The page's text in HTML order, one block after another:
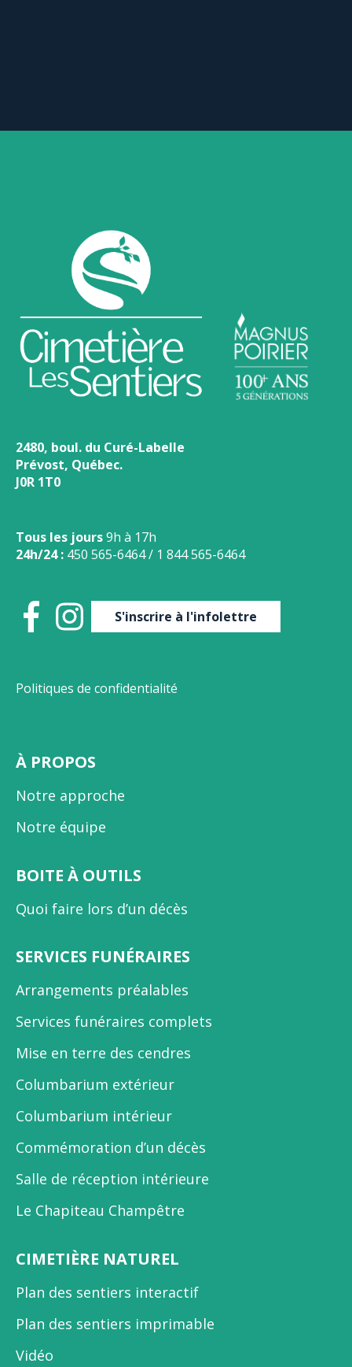
2480, boul. du Curé-Labelle
Prévost, Québec.
J0R 1T0
Tous les jours9h à 17h
24h/24 : 450 565-6464/ 1 844 565-6464
S'inscrire à l'infolettre
Politiques de confidentialité
À PROPOS
Notre approche
Notre équipe
BOITE À OUTILS
Quoi faire lors d’un décès
SERVICES FUNÉRAIRES
Arrangements préalables
Services funéraires complets
Mise en terre des cendres
Columbarium extérieur
Columbarium intérieur
Commémoration d’un décès
Salle de réception intérieure
Le Chapiteau Champêtre
CIMETIÈRE NATUREL
Plan des sentiers interactif
Plan des sentiers imprimable
Vidéo